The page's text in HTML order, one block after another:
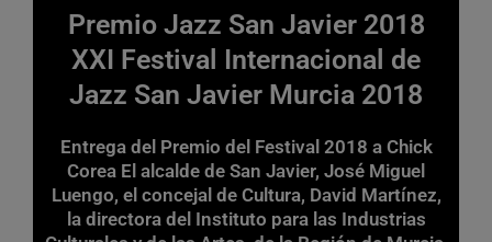
Premio Jazz San Javier 2018
XXI Festival Internacional de
Jazz San Javier Murcia 2018
Entrega del Premio del Festival 2018 a Chick
Corea El alcalde de San Javier, José Miguel
Luengo, el concejal de Cultura, David Martínez,
la directora del Instituto para las Industrias